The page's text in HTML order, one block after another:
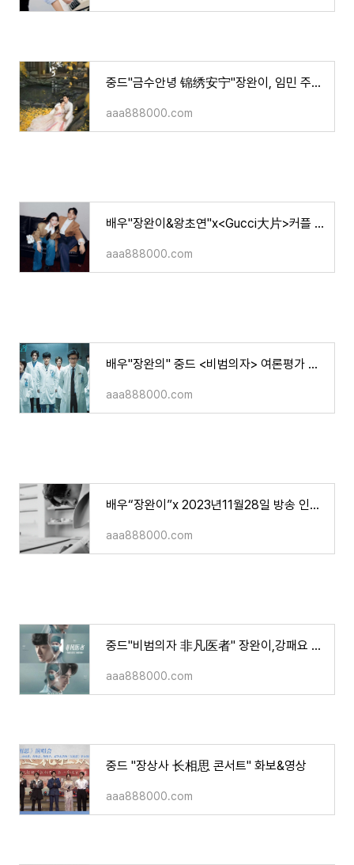
중드"금수안녕 锦绣安宁"장완이, 임민 주연 / 작품 소개, 영상 등
aaa888000.com
배우"장완이&왕초연"x<Gucci大片>커플 화보&영상
aaa888000.com
배우"장완의" 중드 <비범의자> 여론평가 & 후기 기사 내용들
aaa888000.com
배우“장완이”x 2023년11월28일 방송 인터뷰
aaa888000.com
중드"비범의자 非凡医者" 장완이,강패요 주연/소개/영상
aaa888000.com
중드 "장상사 长相思 콘서트" 화보&영상
aaa888000.com